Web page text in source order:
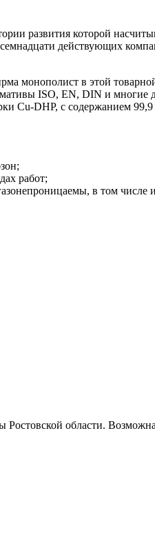
развития которой
действующих
монополист в этой
ISO, EN, DIN и многие
Cu-DHP, с содержанием
работ;
в том числе
области.